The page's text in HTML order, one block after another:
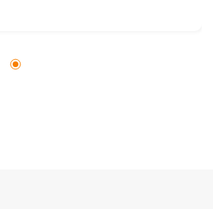
com excelente distribuição
em família, e ainda oferece